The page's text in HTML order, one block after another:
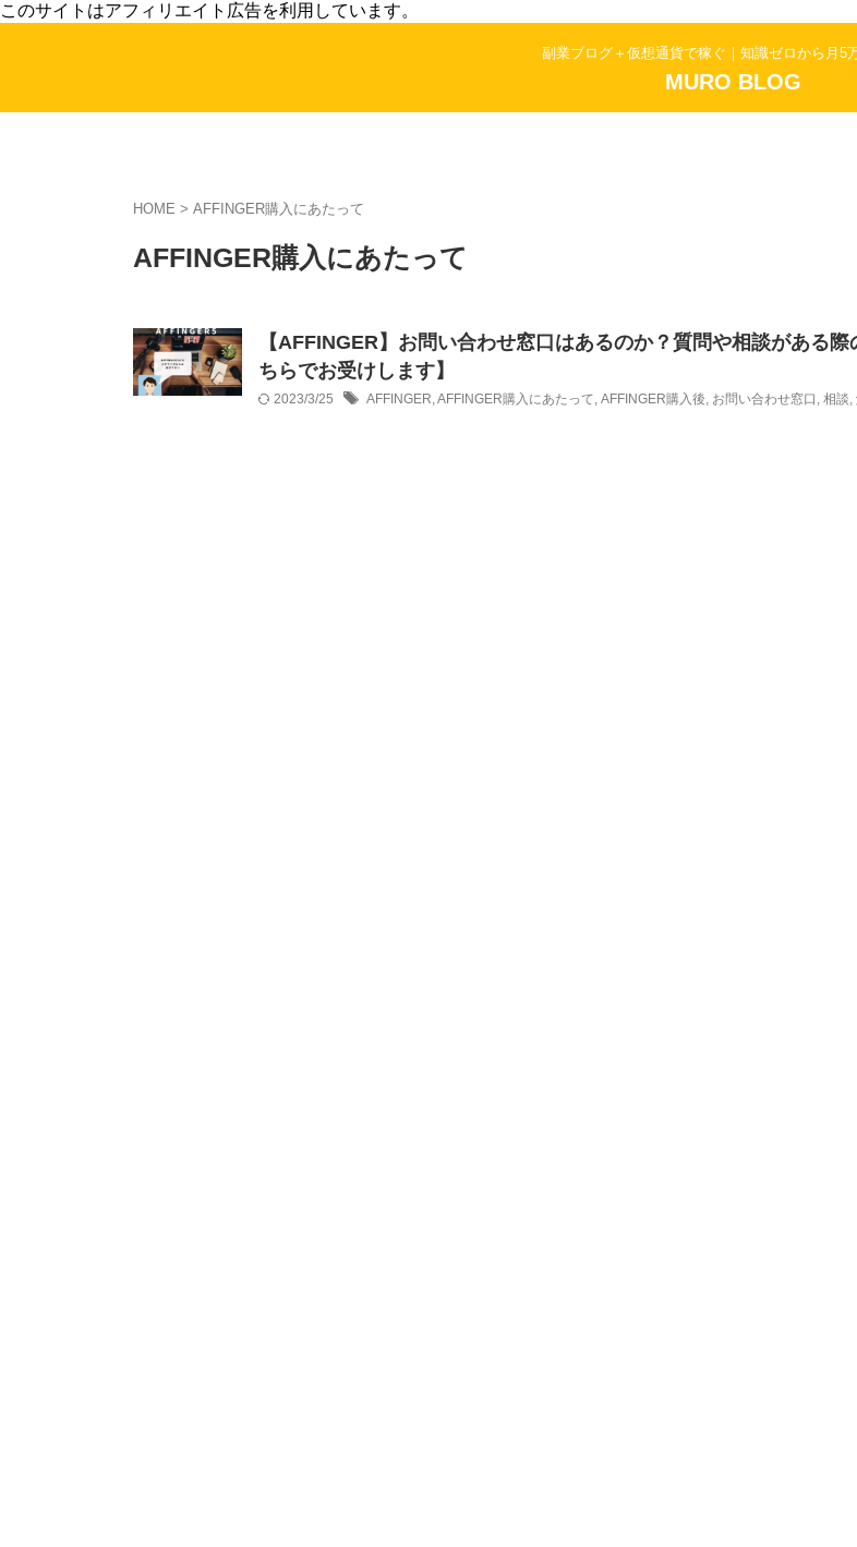
このサイトはアフィリエイト広告を利用しています。
副業ブログ＋仮想通貨で稼ぐ｜知識ゼロから月5
MURO BLOG
HOME > AFFINGER購入にあたって
AFFINGER購入にあたって
【AFFINGER】お問い合わせ窓口はあるのか？質問や相談がある際
ちらでお受けします】
2023/3/25 AFFINGER,AFFINGER購入にあたって, AFFINGER購入後, お問い合わせ窓口 , 相談,